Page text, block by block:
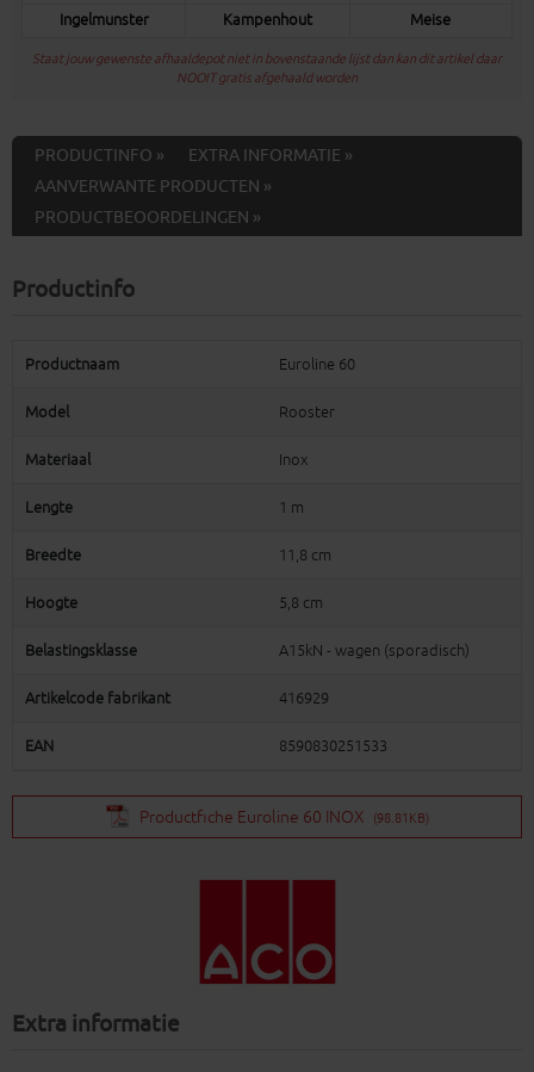
Ingelmunster
Kampenhout Meise
Staat jouw gewenste afhaaldepot niet in bovenstaande lijst dan kan dit artikel daar
NOOIT gratis afgehaald worden
PRODUCTINFO »
EXTRA INFORMATIE »
AANVERWANTE PRODUCTEN »
PRODUCTBEOORDELINGEN »
Productinfo
Productnaam Euroline 60
Model Rooster
Materiaal Inox
Lengte 1 m
Breedte 11,8 cm
Hoogte 5,8 cm
Belastingsklasse A15kN - wagen (sporadisch)
Artikelcode fabrikant 416929
EAN 8590830251533
Productfiche Euroline 60 INOX (98.81KB)
Extra informatie